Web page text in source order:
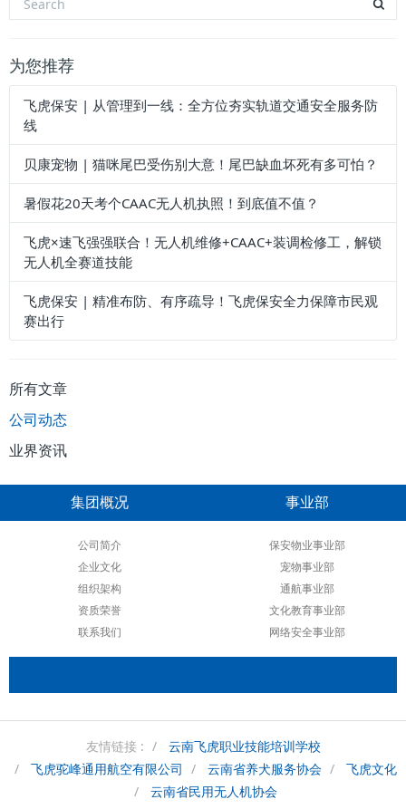
为您推荐
飞虎保安 | 从管理到一线：全方位夯实轨道交通安全服务防
线
贝康宠物 | 猫咪尾巴受伤别大意！尾巴缺血坏死有多可怕？
暑假花20天考个CAAC无人机执照！到底值不值？
飞虎×速飞强强联合！无人机维修+CAAC+装调检修工，解锁
无人机全赛道技能
飞虎保安 | 精准布防、有序疏导！飞虎保安全力保障市民观
赛出行
所有文章
公司动态
业界资讯
集团概况
公司简介
企业文化
组织架构
资质荣誉
联系我们
事业部
保安物业事业部
宠物事业部
通航事业部
文化教育事业部
网络安全事业部
友情链接 :
云南飞虎职业技能培训学校
飞虎驼峰通用航空有限公司
云南省养犬服务协会
飞虎文化
云南省民用无人机协会